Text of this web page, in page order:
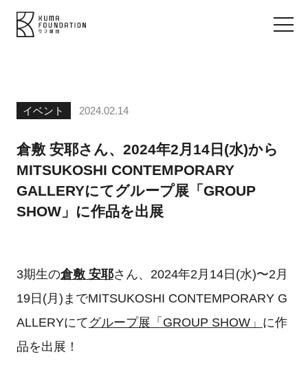
イベント 2024.02.14
倉敷 安耶さん、2024年2月14日(水)から
MITSUKOSHI CONTEMPORARY
GALLERYにてグループ展「GROUP
SHOW」に作品を出展
3期生の倉敷 安耶さん、2024年2月14日(水)〜2月
19日(月)までMITSUKOSHI CONTEMPORARY G
ALLERYにて グループ展「GROUP SHOW」 に作
品を出展！